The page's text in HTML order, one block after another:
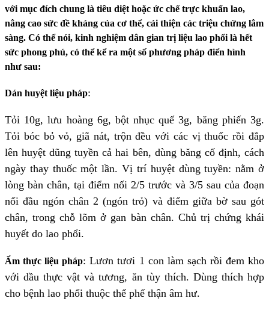
với mục đích chung là tiêu diệt hoặc ức chế trực khuẩn lao,
nâng cao sức đề kháng của cơ thể, cải thiện các triệu chứng lâm
sàng. Có thể nói, kinh nghiệm dân gian trị liệu lao phổi là hết
sức phong phú, có thể kể ra một số phương pháp điển hình
như sau:
Dán huyệt liệu pháp:
Tỏi 10g, lưu hoàng 6g, bột nhục quế 3g, băng phiến 3g.
Tỏi bóc bỏ vỏ, giã nát, trộn đều với các vị thuốc rồi đắp
lên huyệt dũng tuyền cả hai bên, dùng băng cố định, cách
ngày thay thuốc một lần. Vị trí huyệt dùng tuyền: nằm ở
lòng bàn chân, tại điểm nối 2/5 trước và 3/5 sau của đoạn
nối đầu ngón chân 2 (ngón trỏ) và điểm giữa bờ sau gót
chân, trong chỗ lõm ở gan bàn chân. Chủ trị chứng khái
huyết do lao phổi.
Ẩm thực liệu pháp:Lươn tươi 1 con làm sạch rồi đem kho
với dầu thực vật và tương, ăn tùy thích. Dùng thích hợp
cho bệnh lao phổi thuộc thể phế thận âm hư.